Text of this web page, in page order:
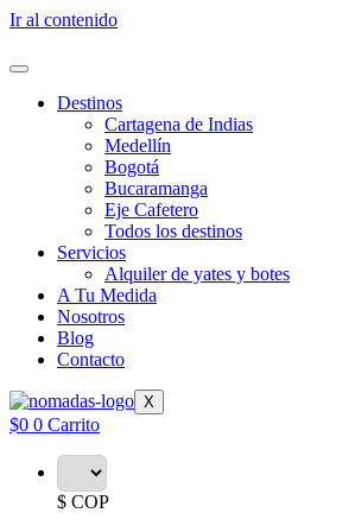
Ir al contenido
Destinos
Cartagena de Indias
Medellín
Bogotá
Bucaramanga
Eje Cafetero
Todos los destinos
Servicios
Alquiler de yates y botes
A Tu Medida
Nosotros
Blog
Contacto
X
$0 0 Carrito
$ COP